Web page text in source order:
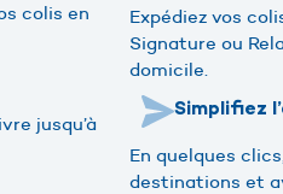
colis en
jusqu’à
Expédiez vos
Signature ou
domicile.
Simplifiez
En quelques
destinations et